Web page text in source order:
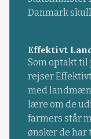
Danmark
Effektivt
Som optakt
rejser
med
lære om de
farmers står
ønsker de har